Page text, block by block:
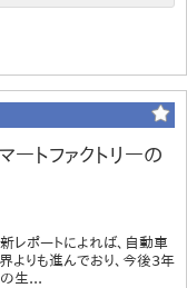
トファクトリーの
新レポートによれば、自動車
よりも進んでおり、今後3年
生...